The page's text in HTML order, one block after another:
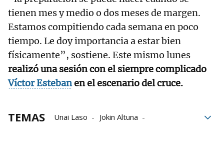
tienen mes y medio o dos meses de margen.
Estamos compitiendo cada semana en poco
tiempo. Le doy importancia a estar bien
físicamente”, sostiene. Este mismo lunes
realizó una sesión con el siempre complicado
Víctor Estebanen el escenario del cruce.
TEMAS Unai Laso
Jokin Altuna